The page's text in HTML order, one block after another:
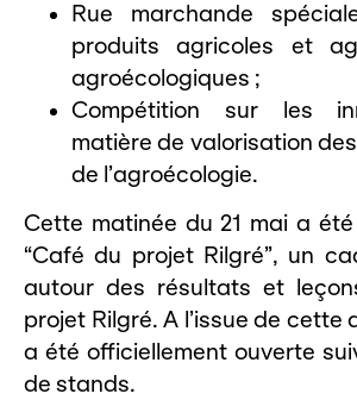
Rue marchande
produits agricoles et
agroécologiques ;
Compétition sur les
matière de valorisation
de l’agroécologie.
Cette matinée du 21 mai a
“Café du projet Rilgré”, un
autour des résultats et
projet Rilgré. A l’issue de cette
a été officiellement ouverte
de stands.